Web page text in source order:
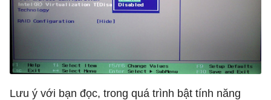
Lưu ý với bạn đọc, trong quá trình bật tính năng